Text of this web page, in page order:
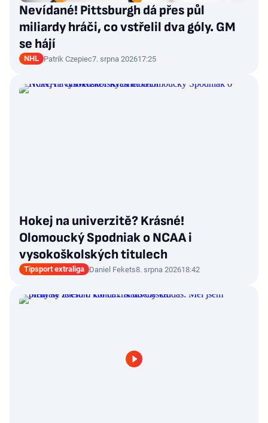
Nevídané! Pittsburgh dá přes půl
miliardy hráči, co vstřelil dva góly. GM
se hájí
NHL Patrik Czepiec7. srpna 202617:25
Hokej na univerzitě? Krásné!
Olomoucký Spodniak o NCAA i
vysokoškolských titulech
Tipsport extraliga Daniel Fekets8. srpna 202618:42